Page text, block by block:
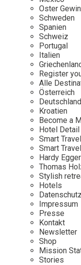
Mexico
Niederlande
Österreich
Portugal
Schweden
Spanien
Schweiz
Persönlichkeiten
Our Story
Career
Kontakt
Impressum
Oster
Schweden
Spanien
Schweiz
Portugal
Italien
Register
Alle
Österreich
Deutschland
Kroatien
Become a
Hotel Detail
Smart
Smart
Hardy
Thomas
Stylish
Hotels
Datenschutz
Impressum
Presse
Kontakt
Newsletter
Shop
Mission
Stories